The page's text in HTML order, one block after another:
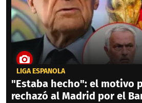
LIGA ESPAÑOLA
"Estaba hecho": el motivo
rechazó al Madrid por el